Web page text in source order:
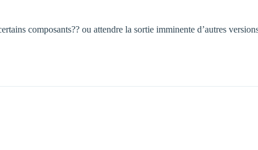
composants?? ou attendre la sortie imminente d’autres